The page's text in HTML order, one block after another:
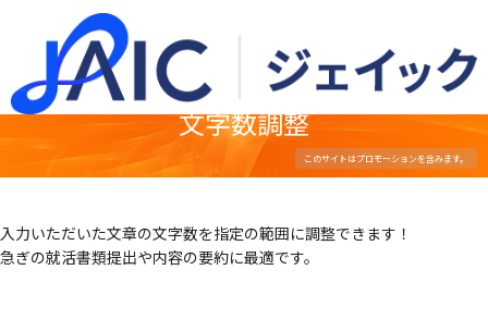
文字数調整
入力いただいた文章の文字数を指定の範囲に調整できます！
急ぎの就活書類提出や内容の要約に最適です。